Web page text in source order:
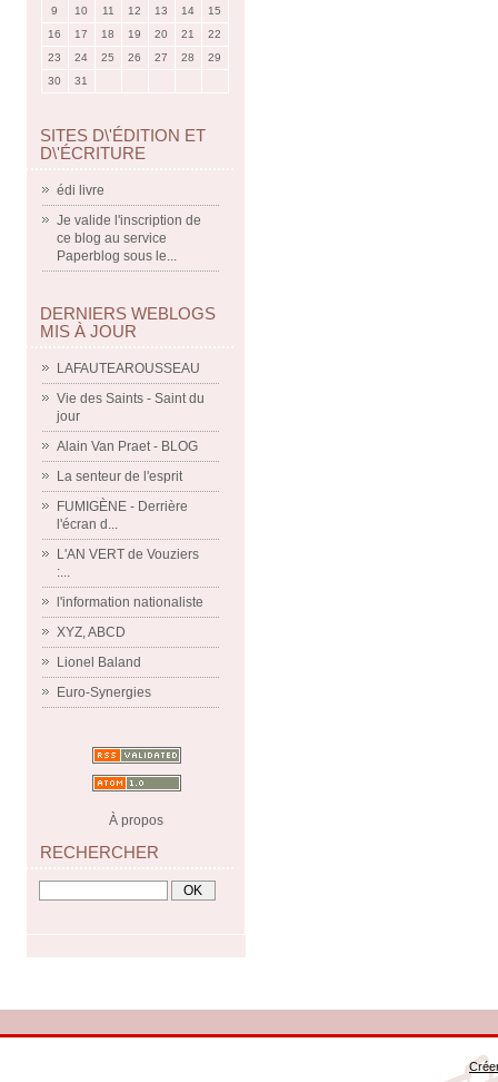
9
10 11 12 13 14
15
16
17 18 19 20 21
22
23
24 25 26 27 28
29
30
31
SITES D\'ÉDITION ET
D\'ÉCRITURE
édi livre
Je valide l'inscription de
ce blog au service
Paperblog sous le...
DERNIERS WEBLOGS
MIS À JOUR
LAFAUTEAROUSSEAU
Vie des Saints - Saint du
jour
Alain Van Praet - BLOG
La senteur de l'esprit
FUMIGÈNE - Derrière
l'écran d...
L'AN VERT de Vouziers
:...
l'information nationaliste
XYZ, ABCD
Lionel Baland
Euro-Synergies
À propos
RECHERCHER